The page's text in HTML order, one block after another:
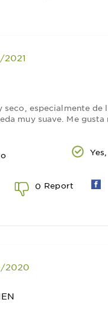
seco, especialmente
muy suave. Me gusta
0 Report
2020